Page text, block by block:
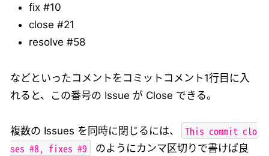
fix #10
close #21
resolve #58
などといったコメントをコミットコメント1行目に入
れると、この番号の Issue が Close できる。
複数の Issues を同時に閉じるには、
This commit clo
ses #8, fixes #9
のようにカンマ区切りで書けば良